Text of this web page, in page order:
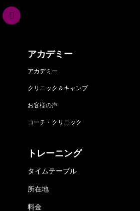
アカデミー
アカデミー
クリニック＆キャンプ
お客様の声
コーチ・クリニック
トレーニング
タイムテーブル
所在地
料金